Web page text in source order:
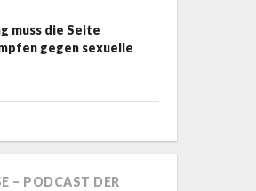
muss die Seite
gegen sexuelle
– PODCAST DER